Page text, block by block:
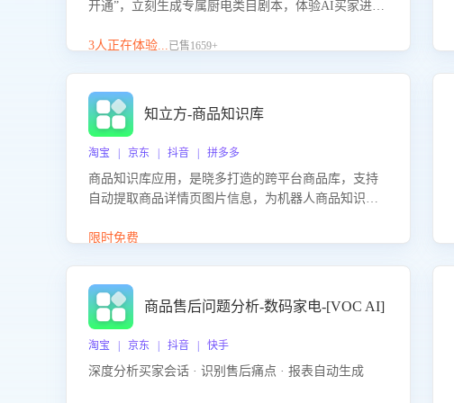
开通”，立刻生成专属厨电类目剧本，体验AI买家进线
能咨询”等真实场景应对技巧！
3人正在体验...已售1659+
知立方-商品知识库
淘宝 | 京东 | 抖音 | 拼多多
商品知识库应用，是晓多打造的跨平台商品库，支持
自动提取商品详情页图片信息，为机器人商品知识问
商品知识。
限时免费
商品售后问题分析-数码家电-[VOC AI]
淘宝 | 京东 | 抖音 | 快手
深度分析买家会话 · 识别售后痛点 · 报表自动生成